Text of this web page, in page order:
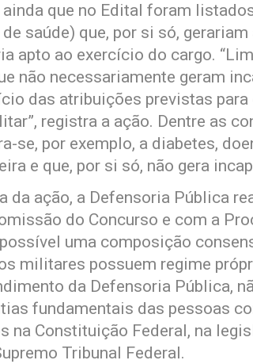
que no Edital foram
saúde) que, por si só, gerariam
apto ao exercício do cargo.
não necessariamente geram
das atribuições previstas
registra a ação. Dentre as
se, por exemplo, a diabetes,
e que, por si só, não gera
da ação, a Defensoria Pública
do Concurso e com a
uma composição
militares possuem regime
da Defensoria Pública,
fundamentais das pessoas
na Constituição Federal, na
Tribunal Federal.